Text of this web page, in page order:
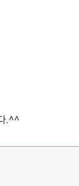
.^^